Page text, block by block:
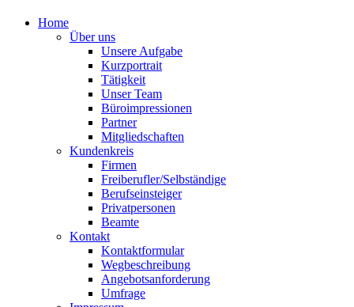
Home
Über uns
Unsere Aufgabe
Kurzportrait
Tätigkeit
Unser Team
Büroimpressionen
Partner
Mitgliedschaften
Kundenkreis
Firmen
Freiberufler/Selbständige
Berufseinsteiger
Privatpersonen
Beamte
Kontakt
Kontaktformular
Wegbeschreibung
Angebotsanforderung
Umfrage